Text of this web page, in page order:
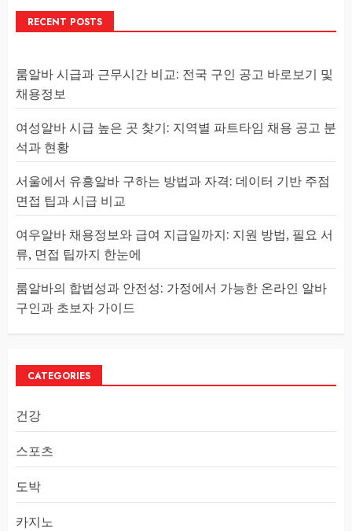
RECENT POSTS
룸알바 시급과 근무시간 비교: 전국 구인 공고 바로보기 및
채용정보
여성알바 시급 높은 곳 찾기: 지역별 파트타임 채용 공고 분
석과 현황
서울에서 유흥알바 구하는 방법과 자격: 데이터 기반 주점
면접 팁과 시급 비교
여우알바 채용정보와 급여 지급일까지: 지원 방법, 필요 서
류, 면접 팁까지 한눈에
룸알바의 합법성과 안전성: 가정에서 가능한 온라인 알바
구인과 초보자 가이드
CATEGORIES
건강
스포츠
도박
카지노